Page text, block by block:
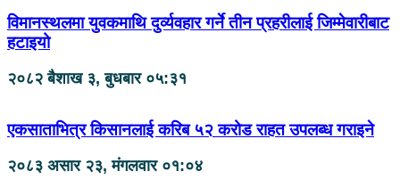
विमानस्थलमा युवकमाथि दुर्व्यवहार गर्ने तीन प्रहरीलाई जिम्मेवारीबाट
हटाइयो
२०८२ बैशाख ३, बुधबार ०५:३१
एकसाताभित्र किसानलाई करिब ५२ करोड राहत उपलब्ध गराइने
२०८३ असार २३, मंगलवार ०१:०४